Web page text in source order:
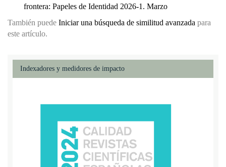
frontera: Papeles de Identidad 2026-1. Marzo
También puede Iniciar una búsqueda de similitud avanzada para
este artículo.
Indexadores y medidores de impacto